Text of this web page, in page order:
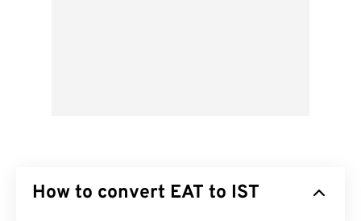
How to convert EAT to IST